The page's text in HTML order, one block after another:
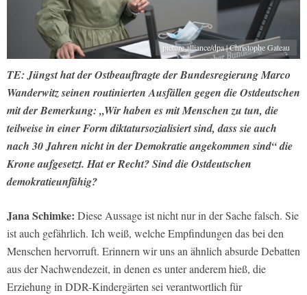
picture alliance/dpa | Christophe Gateau
TE: Jüngst hat der Ostbeauftragte der Bundesregierung Marco
Wanderwitz seinen routinierten Ausfällen gegen die Ostdeutschen
mit der Bemerkung: „Wir haben es mit Menschen zu tun, die
teilweise in einer Form diktatursozialisiert sind, dass sie auch
nach 30 Jahren nicht in der Demokratie angekommen sind“ die
Krone aufgesetzt. Hat er Recht? Sind die Ostdeutschen
demokratieunfähig?
Jana Schimke: Diese Aussage ist nicht nur in der Sache falsch. Sie
ist auch gefährlich. Ich weiß, welche Empfindungen das bei den
Menschen hervorruft. Erinnern wir uns an ähnlich absurde Debatten
aus der Nachwendezeit, in denen es unter anderem hieß, die
Erziehung in DDR-Kindergärten sei verantwortlich für